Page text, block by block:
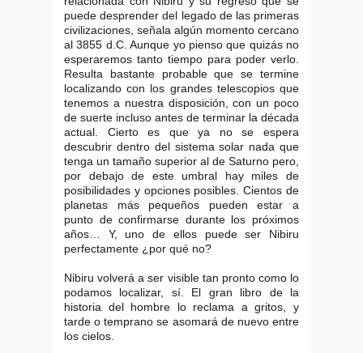
puede desprender del legado de las primeras
civilizaciones, señala algún momento cercano
al 3855 d.C. Aunque yo pienso que quizás no
esperaremos tanto tiempo para poder verlo.
Resulta bastante probable que se termine
localizando con los grandes telescopios que
tenemos a nuestra disposición, con un poco
de suerte incluso antes de terminar la década
actual. Cierto es que ya no se espera
descubrir dentro del sistema solar nada que
tenga un tamaño superior al de Saturno pero,
por debajo de este umbral hay miles de
posibilidades y opciones posibles. Cientos de
planetas más pequeños pueden estar a
punto de confirmarse durante los próximos
años… Y, uno de ellos puede ser Nibiru
perfectamente ¿por qué no?
Nibiru volverá a ser visible tan pronto como lo
podamos localizar, sí. El gran libro de la
historia del hombre lo reclama a gritos, y
tarde o temprano se asomará de nuevo entre
los cielos.